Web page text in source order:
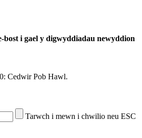
bost i gael y digwyddiadau newyddion
Cedwir Pob Hawl.
Tarwch i mewn i chwilio neu ESC